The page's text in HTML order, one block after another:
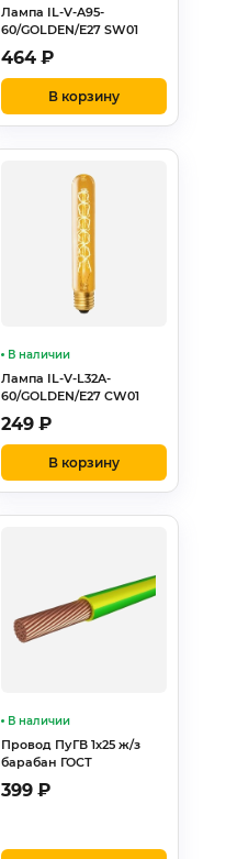
Лампа IL-V-A95-
60/GOLDEN/E27 SW01
464 ₽
В корзину
В наличии
Лампа IL-V-L32A-
60/GOLDEN/E27 CW01
249 ₽
В корзину
В наличии
Провод ПуГВ 1х25 ж/з
барабан ГОСТ
399 ₽